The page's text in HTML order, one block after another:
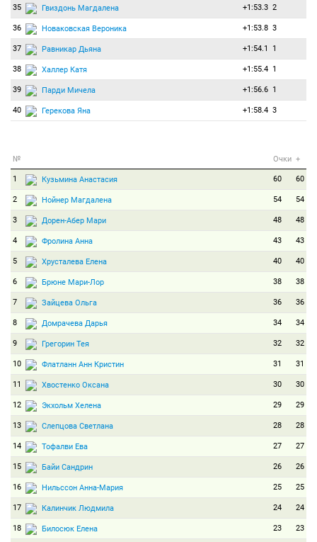
35 Гвиздонь Магдалена +1:53.3 2
36 Новаковская Вероника +1:53.8 3
37 Равникар Дьяна +1:54.1 1
38 Халлер Катя +1:55.4 1
39 Парди Мичела +1:56.6 1
40 Герекова Яна +1:58.4 3
№ Очки +
1 Кузьмина Анастасия 60 60
2 Нойнер Магдалена 54 54
3 Дорен-Абер Мари 48 48
4 Фролина Анна 43 43
5 Хрусталева Елена 40 40
6 Брюне Мари-Лор 38 38
7 Зайцева Ольга 36 36
8 Домрачева Дарья 34 34
9 Грегорин Тея 32 32
10 Флатланн Анн Кристин 31 31
11 Хвостенко Оксана 30 30
12 Экхольм Хелена 29 29
13 Слепцова Светлана 28 28
14 Тофалви Ева 27 27
15 Байи Сандрин 26 26
16 Нильcсон Анна-Мария 25 25
17 Калинчик Людмила 24 24
18 Билосюк Елена 23 23